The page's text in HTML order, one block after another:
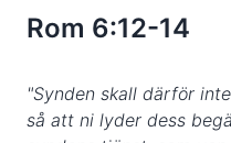
Rom 6:12-14
"Synden skall därför
så att ni lyder dess